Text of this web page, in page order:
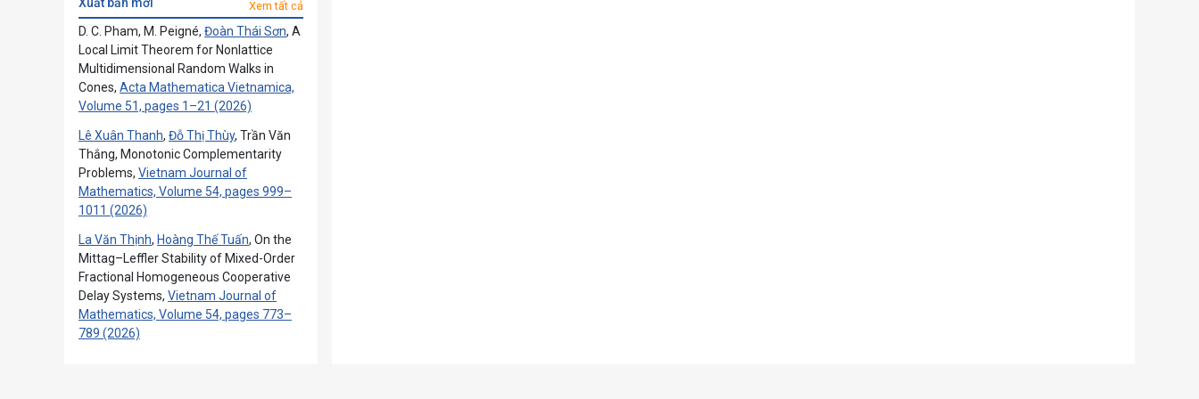
Xem tất cả
D. C. Pham, M. Peigné, Đoàn Thái Sơn, A
Local Limit Theorem for Nonlattice
Multidimensional Random Walks in
Cones, Acta Mathematica Vietnamica,
Volume 51, pages 1–21 (2026)
Lê Xuân Thanh, Đỗ Thị Thùy, Trần Văn
Thắng, Monotonic Complementarity
Problems, Vietnam Journal of
Mathematics, Volume 54, pages 999–
1011 (2026)
La Văn Thịnh, Hoàng Thế Tuấn, On the
Mittag–Leffler Stability of Mixed-Order
Fractional Homogeneous Cooperative
Delay Systems, Vietnam Journal of
Mathematics, Volume 54, pages 773–
789 (2026)